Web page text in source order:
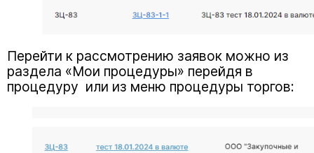
Перейти к рассмотрению заявок можно из
раздела «Мои процедуры» перейдя в
процедуру или из меню процедуры торгов: